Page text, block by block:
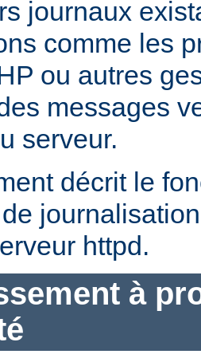
journaux
comme les
ou autres
messages
serveur.
décrit le
httpd.
à